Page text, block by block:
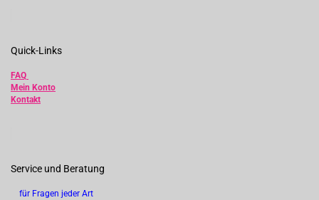
Quick-Links
FAQ
Mein Konto
Kontakt
Service und Beratung
für Fragen jeder Art